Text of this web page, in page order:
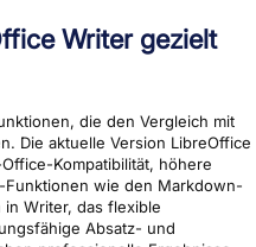
Writer gezielt
die den Vergleich mit
Die aktuelle Version LibreOffice
Kompatibilität, höhere
wie den Markdown-
in Writer, das flexible
Absatz- und